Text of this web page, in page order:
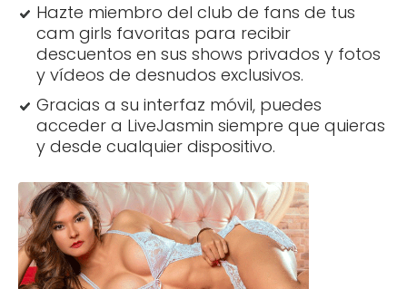
Hazte miembro del club de fans de tus
cam girls favoritas para recibir
descuentos en sus shows privados y fotos
y vídeos de desnudos exclusivos.
Gracias a su interfaz móvil, puedes
acceder a LiveJasmin siempre que quieras
y desde cualquier dispositivo.